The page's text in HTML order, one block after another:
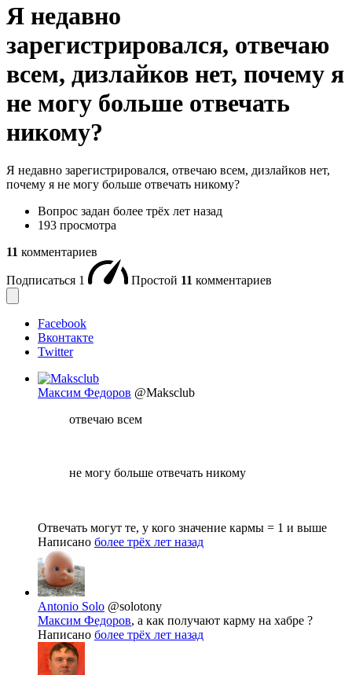
Я недавно
зарегистрировался, отвечаю
всем, дизлайков нет, почему я
не могу больше отвечать
никому?
Я недавно зарегистрировался, отвечаю всем, дизлайков нет,
почему я не могу больше отвечать никому?
Вопрос задан более трёх лет назад
193 просмотра
11 комментариев
Подписаться 1 Простой 11 комментариев
Facebook
Вконтакте
Twitter
Максим Федоров @Maksclub
отвечаю всем
не могу больше отвечать никому
Отвечать могут те, у кого значение кармы = 1 и выше
Написано более трёх лет назад
Antonio Solo @solotony
Максим Федоров, а как получают карму на хабре ?
Написано более трёх лет назад